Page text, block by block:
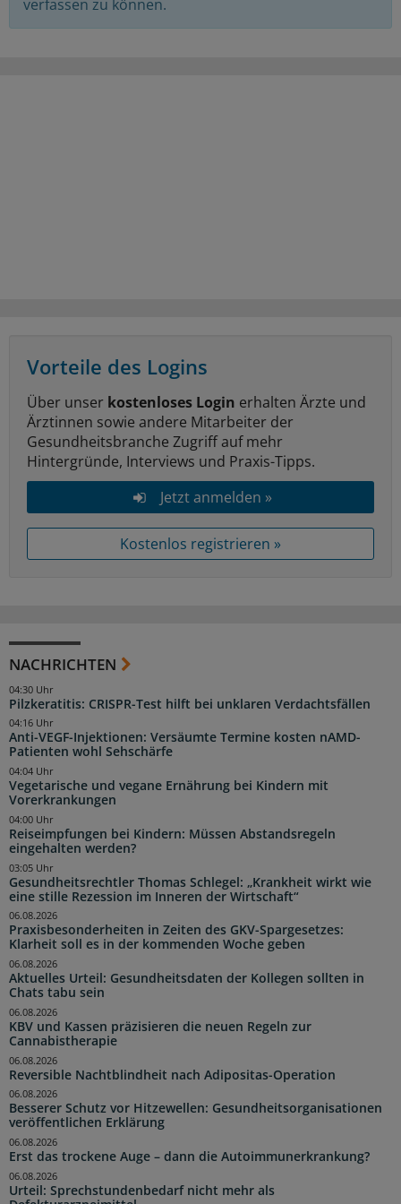
verfassen zu können.
Vorteile des Logins
Über unser kostenloses Login erhalten Ärzte und
Ärztinnen sowie andere Mitarbeiter der
Gesundheitsbranche Zugriff auf mehr
Hintergründe, Interviews und Praxis-Tipps.
Jetzt anmelden »
Kostenlos registrieren »
NACHRICHTEN
Pilzkeratitis: CRISPR-Test hilft bei unklaren Verdachtsfällen
04:30 Uhr
Anti-VEGF-Injektionen: Versäumte Termine kosten nAMD-
Patienten wohl Sehschärfe
04:16 Uhr
Vegetarische und vegane Ernährung bei Kindern mit
Vorerkrankungen
04:04 Uhr
Reiseimpfungen bei Kindern: Müssen Abstandsregeln
eingehalten werden?
04:00 Uhr
Gesundheitsrechtler Thomas Schlegel: „Krankheit wirkt wie
eine stille Rezession im Inneren der Wirtschaft“
03:05 Uhr
Praxisbesonderheiten in Zeiten des GKV-Spargesetzes:
Klarheit soll es in der kommenden Woche geben
06.08.2026
Aktuelles Urteil: Gesundheitsdaten der Kollegen sollten in
Chats tabu sein
06.08.2026
KBV und Kassen präzisieren die neuen Regeln zur
Cannabistherapie
06.08.2026
Reversible Nachtblindheit nach Adipositas-Operation
06.08.2026
Besserer Schutz vor Hitzewellen: Gesundheitsorganisationen
veröffentlichen Erklärung
06.08.2026
Erst das trockene Auge – dann die Autoimmunerkrankung?
06.08.2026
Urteil: Sprechstundenbedarf nicht mehr als
06.08.2026